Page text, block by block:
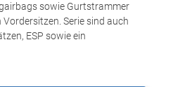
sowie Gurtstrammer
Serie sind auch
ESP sowie ein